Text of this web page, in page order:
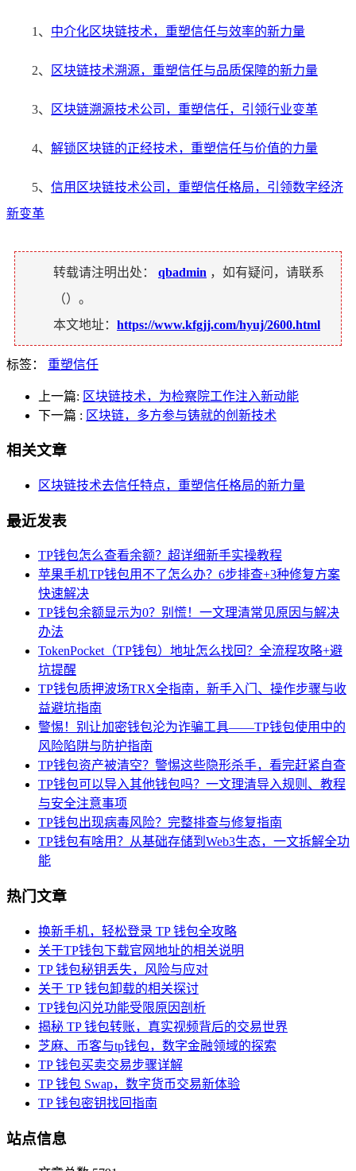
1、 中介化区块链技术，重塑信任与效率的新力量
2、 区块链技术溯源，重塑信任与品质保障的新力量
3、 区块链溯源技术公司，重塑信任，引领行业变革
4、 解锁区块链的正经技术，重塑信任与价值的力量
5、 信用区块链技术公司，重塑信任格局，引领数字经济
新变革
转载请注明出处： qbadmin ，如有疑问，请联系
（）。
本文地址： https://www.kfgjj.com/hyuj/2600.html
标签： 重塑信任
上一篇: 区块链技术，为检察院工作注入新动能
下一篇 : 区块链，多方参与铸就的创新技术
相关文章
区块链技术去信任特点，重塑信任格局的新力量
最近发表
TP钱包怎么查看余额？超详细新手实操教程
苹果手机TP钱包用不了怎么办？6步排查+3种修复方案
快速解决
TP钱包余额显示为0？别慌！一文理清常见原因与解决
办法
TokenPocket（TP钱包）地址怎么找回？全流程攻略+避
坑提醒
TP钱包质押波场TRX全指南，新手入门、操作步骤与收
益避坑指南
警惕！别让加密钱包沦为诈骗工具——TP钱包使用中的
风险陷阱与防护指南
TP钱包资产被清空？警惕这些隐形杀手，看完赶紧自查
TP钱包可以导入其他钱包吗？一文理清导入规则、教程
与安全注意事项
TP钱包出现病毒风险？完整排查与修复指南
TP钱包有啥用？从基础存储到Web3生态，一文拆解全功
能
热门文章
换新手机，轻松登录 TP 钱包全攻略
关于TP钱包下载官网地址的相关说明
TP 钱包秘钥丢失，风险与应对
关于 TP 钱包卸载的相关探讨
TP钱包闪兑功能受限原因剖析
揭秘 TP 钱包转账，真实视频背后的交易世界
芝麻、币客与tp钱包，数字金融领域的探索
TP 钱包买卖交易步骤详解
TP 钱包 Swap，数字货币交易新体验
TP 钱包密钥找回指南
站点信息